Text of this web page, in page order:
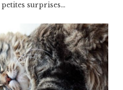
surprises…